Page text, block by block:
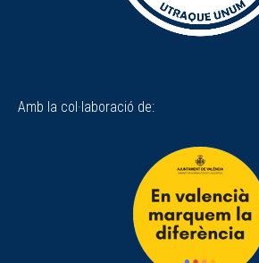
Amb la col·laboració de: